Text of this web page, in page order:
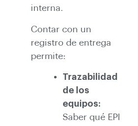
interna.
Contar con un
registro de entrega
permite:
Trazabilidad
de los
equipos:
Saber qué EPI